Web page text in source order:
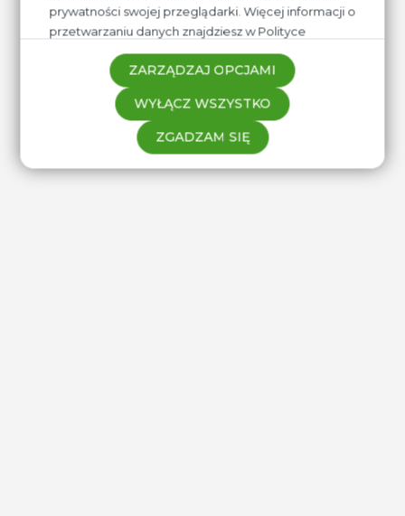
prywatności swojej przeglądarki. Więcej informacji o
przetwarzaniu danych znajdziesz wPolityce
prywatności.
ZARZĄDZAJ OPCJAMI
WYŁĄCZ WSZYSTKO
ZGADZAM SIĘ